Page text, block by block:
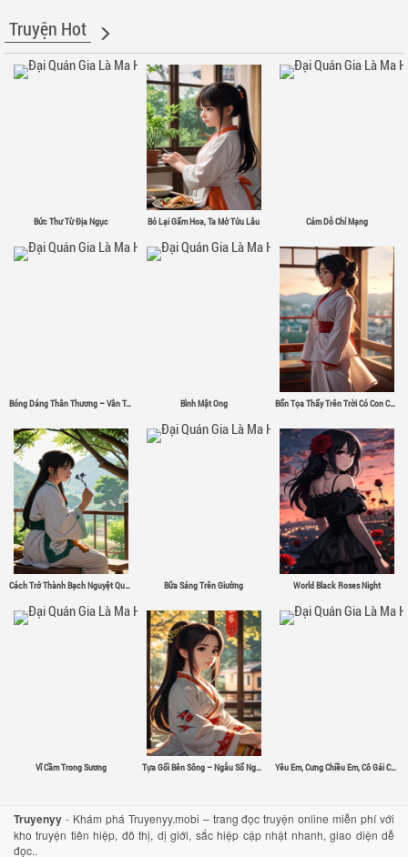
Truyện Hot
Bức Thư Từ Địa Ngục Bỏ Lại Gấm Hoa, Ta Mở Tửu Lâu Cám Dỗ Chí Mạng
Bóng Dáng Thân Thương – Vân Tân Bình Mật Ong Bổn Tọa Thấy Trên Trời Có Con Chim Sắt Σ( ゜- ゜)
Cách Trở Thành Bạch Nguyệt Quang Bữa Sáng Trên Giường World Black Roses Night
Vĩ Cầm Trong Sương Tựa Gối Bên Sông – Ngẫu Sổ Nguyệt Yêu Em, Cưng Chiều Em, Cô Gái Có Đôi Mắt Màu Đỏ Tươi
Truyenyy - Khám phá Truyenyy.mobi – trang đọc truyện online miễn phí với
kho truyện tiên hiệp, đô thị, dị giới, sắc hiệp cập nhật nhanh, giao diện dễ
đọc..